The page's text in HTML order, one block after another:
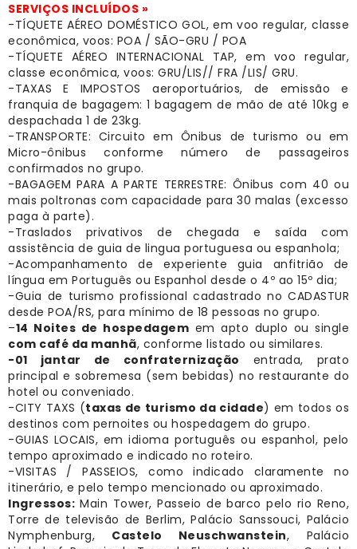
SERVIÇOS INCLUÍDOS »
-TÍQUETE AÉREO DOMÉSTICO GOL, em voo regular, classe
econômica, voos: POA / SÃO-GRU / POA
-TÍQUETE AÉREO INTERNACIONAL TAP, em voo regular,
classe econômica, voos: GRU/LIS// FRA /LIS/ GRU.
-TAXAS E IMPOSTOS aeroportuários, de emissão e
franquia de bagagem: 1 bagagem de mão de até 10kg e
despachada 1 de 23kg.
-TRANSPORTE: Circuito em Ônibus de turismo ou em
Micro-ônibus conforme número de passageiros
confirmados no grupo.
-BAGAGEM PARA A PARTE TERRESTRE: Ônibus com 40 ou
mais poltronas com capacidade para 30 malas (excesso
paga à parte).
-Traslados privativos de chegada e saída com
assistência de guia de lingua portuguesa ou espanhola;
-Acompanhamento de experiente guia anfitrião de
língua em Português ou Espanhol desde o 4º ao 15º dia;
-Guia de turismo profissional cadastrado no CADASTUR
desde POA/RS, para mínimo de 18 pessoas no grupo.
–14 Noites de hospedagem em apto duplo ou single
com café da manhã, conforme listado ou similares.
-01 jantar de confraternização entrada, prato
principal e sobremesa (sem bebidas) no restaurante do
hotel ou conveniado.
-CITY TAXS (taxas de turismo da cidade) em todos os
destinos com pernoites ou hospedagem do grupo.
-GUIAS LOCAIS, em idioma português ou espanhol, pelo
tempo aproximado e indicado no roteiro.
-VISITAS / PASSEIOS, como indicado claramente no
itinerário, e pelo tempo mencionado ou aproximado.
Ingressos: Main Tower, Passeio de barco pelo rio Reno,
Torre de televisão de Berlim, Palácio Sanssouci, Palácio
Nymphenburg, Castelo Neuschwanstein, Palácio